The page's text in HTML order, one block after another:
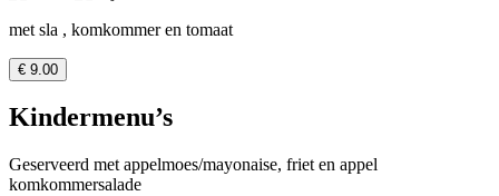
met sla , komkommer en tomaat
€ 9.00
Kindermenu’s
Geserveerd met appelmoes/mayonaise, friet en appel
komkommersalade